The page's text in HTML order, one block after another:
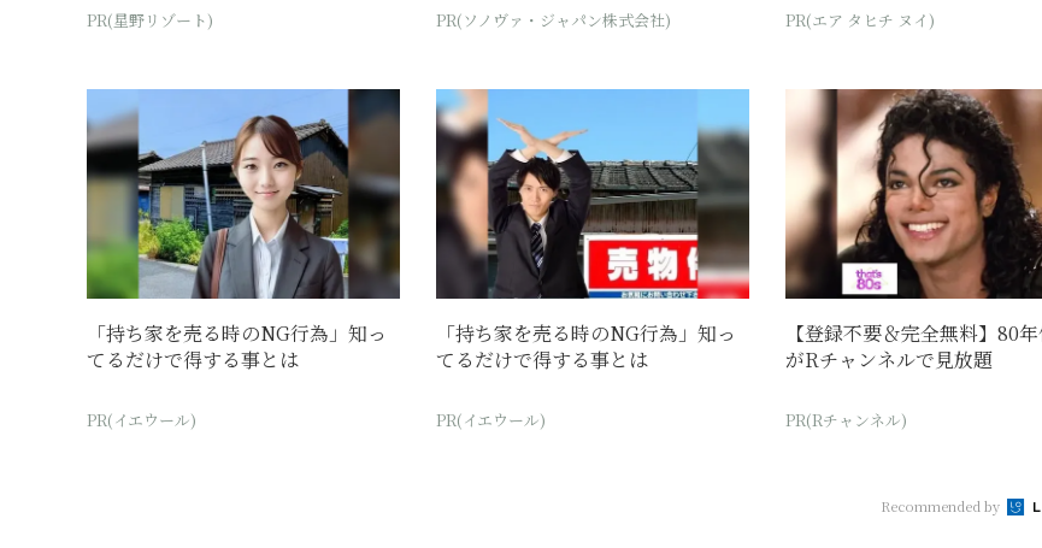
PR(星野リゾート) PR(ソノヴァ・ジャパン株式会社) PR(エア タヒチ ヌイ)
「持ち家を売る時のNG行為」知っ
てるだけで得する事とは
PR(イエウール)
「持ち家を売る時のNG行為」知っ
てるだけで得する事とは
PR(イエウール)
【登録不要＆完全無料】80
がRチャンネルで見放題
PR(Rチャンネル)
Recommended by